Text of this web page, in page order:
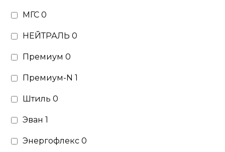
МГС0
НЕЙТРАЛЬ0
Премиум0
Премиум-N1
Штиль0
Эван1
Энергофлекс0